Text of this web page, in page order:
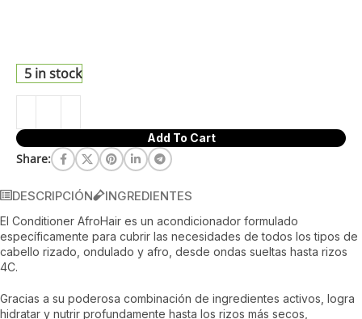
5 in stock
Add To Cart
Share:
DESCRIPCIÓN INGREDIENTES
El Conditioner AfroHair es un acondicionador formulado
específicamente para cubrir las necesidades de todos los tipos de
cabello rizado, ondulado y afro, desde ondas sueltas hasta rizos
4C.
Gracias a su poderosa combinación de ingredientes activos, logra
hidratar y nutrir profundamente hasta los rizos más secos,